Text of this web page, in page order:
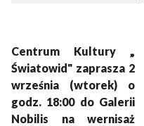
Centrum Kultury „
Światowid" zaprasza 2
września (wtorek) o
godz. 18:00 do Galerii
Nobilis na wernisaż